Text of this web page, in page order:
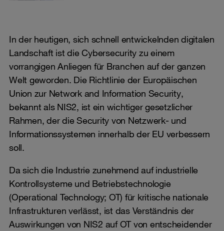
In der heutigen, sich schnell entwickelnden digitalen
Landschaft ist die Cybersecurity zu einem
vorrangigen Anliegen für Branchen auf der ganzen
Welt geworden. Die Richtlinie der Europäischen
Union zur Network and Information Security,
bekannt als NIS2, ist ein wichtiger gesetzlicher
Rahmen, der die Security von Netzwerk- und
Informationssystemen innerhalb der EU verbessern
soll.
Da sich die Industrie zunehmend auf industrielle
Kontrollsysteme und Betriebstechnologie
(Operational Technology; OT) für kritische nationale
Infrastrukturen verlässt, ist das Verständnis der
Auswirkungen von NIS2 auf OT von entscheidender